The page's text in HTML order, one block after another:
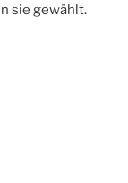
sie gewählt.